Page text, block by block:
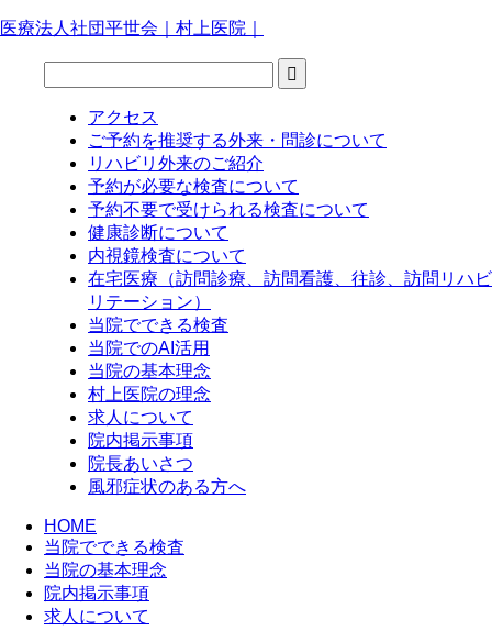
医療法人社団平世会｜村上医院｜
アクセス
ご予約を推奨する外来・問診について
リハビリ外来のご紹介
予約が必要な検査について
予約不要で受けられる検査について
健康診断について
内視鏡検査について
在宅医療（訪問診療、訪問看護、往診、訪問リハビ
リテーション）
当院でできる検査
当院でのAI活用
当院の基本理念
村上医院の理念
求人について
院内掲示事項
院長あいさつ
風邪症状のある方へ
HOME
当院でできる検査
当院の基本理念
院内掲示事項
求人について